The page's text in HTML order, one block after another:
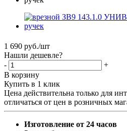
1 690 руб./шт
Нашли дешевле?
-
+
В корзину
Купить в 1 клик
Цена действительна только для
отличаться от цен в розничных
Изготовление от 24 часов